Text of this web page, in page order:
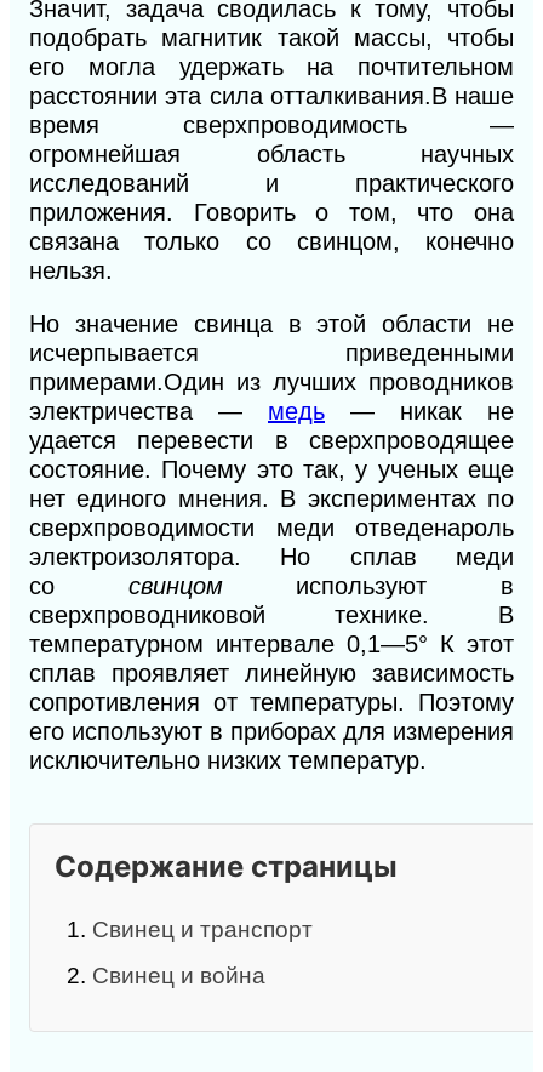
Значит, задача сводилась к тому, чтобы
подобрать магнитик такой массы, чтобы
его могла удержать на почтительном
расстоянии эта сила отталкивания.В наше
время сверхпроводимость —
огромнейшая область научных
исследований и практического
приложения. Говорить о том, что она
связана только со свинцом, конечно
нельзя.
Но значение свинца в этой области не
исчерпывается приведенными
примерами.Один из лучших проводников
электричества — медь — никак не
удается перевести в сверхпроводящее
состояние. Почему это так, у ученых еще
нет единого мнения. В экспериментах по
сверхпроводимости меди отведенароль
электроизолятора. Но сплав меди
со свинцом используют в
сверхпроводниковой технике. В
температурном интервале 0,1—5° К этот
сплав проявляет линейную зависимость
сопротивления от температуры. Поэтому
его используют в приборах для измерения
исключительно низких температур.
Содержание страницы
1. Свинец и транспорт
2. Свинец и война